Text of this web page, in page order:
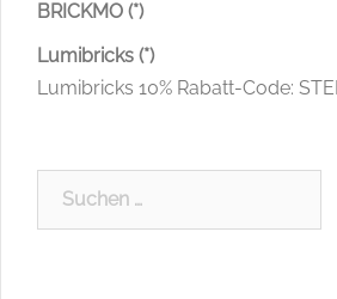
BRICKMO (*)
Lumibricks (*)
Lumibricks 10% Rabatt-Code:
Suchen